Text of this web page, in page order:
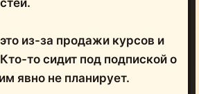
из-за продажи курсов и
то сидит под подпиской о
явно не планирует.